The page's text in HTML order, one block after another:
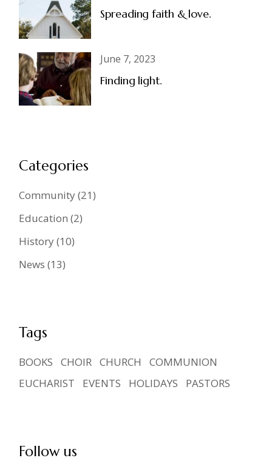
Spreading faith & love.
June 7, 2023
Finding light.
Categories
Community(21)
Education (2)
History(10)
News (13)
Tags
BOOKS CHOIR CHURCH
COMMUNION
EUCHARIST
EVENTS HOLIDAYS PASTORS
Follow us